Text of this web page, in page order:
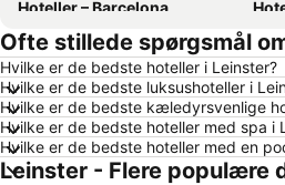
Hoteller – Barcelona
Hoteller – Alanya
Hoteller – Stockholm
Hoteller – Kiel
Hoteller – Sønderborg
Hoteller – Silkeborg
Ofte stillede spørgsmål
Hvilke er de bedste hoteller i Leinster?
Hvilke er de bedste luksushoteller i
Hvilke er de bedste kæledyrsvenlige
Hvilke er de bedste hoteller med spa i
Hvilke er de bedste hoteller med en
Leinster - Flere populære